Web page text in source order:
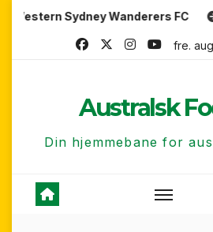
Skip
Wanderers FC Perth
fre.
Australsk
Din hjemmebane for